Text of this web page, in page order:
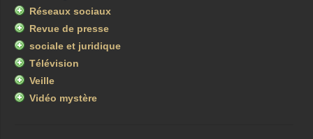
Réseaux sociaux
Revue de presse
sociale et juridique
Télévision
Veille
Vidéo mystère